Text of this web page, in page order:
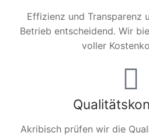
Effizienz und Transparenz
Betrieb entscheidend. Wir
voller
Akribisch prüfen wir die